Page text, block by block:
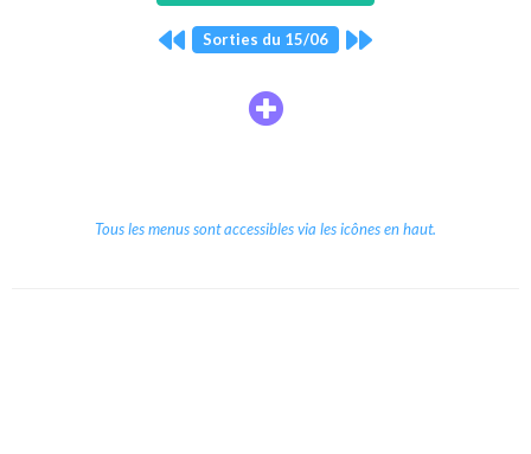
Sorties du 15/06
Tous les menus sont accessibles via les icônes en haut.